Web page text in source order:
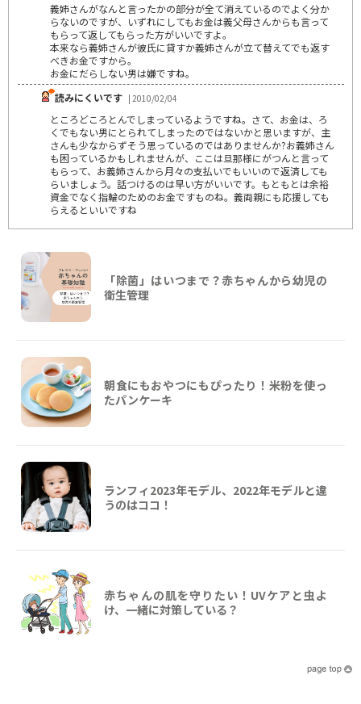
義姉さんがなんと言ったかの部分が全て消えているのでよく分か
らないのですが、いずれにしてもお金は義父母さんからも言って
もらって返してもらった方がいいですよ。
本来なら義姉さんが彼氏に貸すか義姉さんが立て替えてでも返す
べきお金ですから。
お金にだらしない男は嫌ですね。
読みにくいです | 2010/02/04
ところどころとんでしまっているようですね。さて、お金は、ろ
くでもない男にとられてしまったのではないかと思いますが、主
さんも少なからずそう思っているのではありませんか?お義姉さん
も困っているかもしれませんが、ここは旦那様にがつんと言って
もらって、お義姉さんから月々の支払いでもいいので返済しても
らいましょう。話つけるのは早い方がいいです。もともとは余裕
資金でなく指輪のためのお金ですものね。義両親にも応援しても
らえるといいですね
「除菌」はいつまで？赤ちゃんから幼児の
衛生管理
朝食にもおやつにもぴったり！米粉を使っ
たパンケーキ
ランフィ2023年モデル、2022年モデルと違
うのはココ！
赤ちゃんの肌を守りたい！UVケアと虫よ
け、一緒に対策している？